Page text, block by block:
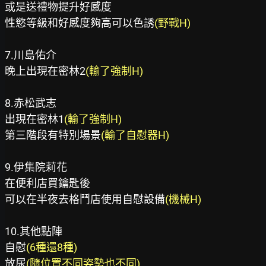
或是送禮物提升好感度
性慾等級和好感度夠高可以色誘(野戰H)
7.川島佑介
晚上出現在密林2
8.赤松武志
出現在密林1(輸了強制H)
第三階段有特別場景(輸了自慰器H)
9.伊集院莉花
在便利店買鑰匙後
可以在半夜去格鬥店使用自慰設備(機械H)
10.其他點陣
自慰(6種還8種)
放尿(隨位置不同姿勢也不同)